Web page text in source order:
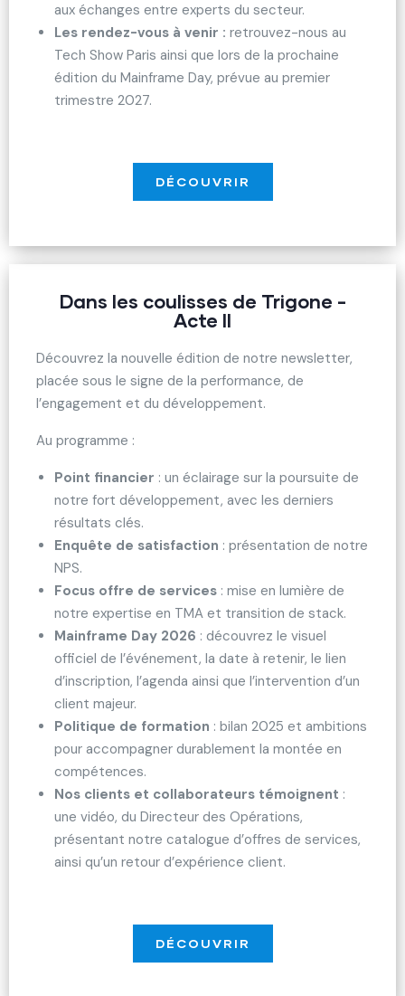
aux échanges entre experts du secteur.
Les rendez-vous à venir : retrouvez-nous au
Tech Show Paris ainsi que lors de la prochaine
édition du Mainframe Day, prévue au premier
trimestre 2027.
DÉCOUVRIR
Dans les coulisses de Trigone -
Acte II
Découvrez la nouvelle édition de notre newsletter,
placée sous le signe de la performance, de
l’engagement et du développement.
Au programme :
Point financier : un éclairage sur la poursuite de
notre fort développement, avec les derniers
résultats clés.
Enquête de satisfaction : présentation de notre
NPS.
Focus offre de services : mise en lumière de
notre expertise en TMA et transition de stack.
Mainframe Day 2026 : découvrez le visuel
officiel de l’événement, la date à retenir, le lien
d’inscription, l’agenda ainsi que l’intervention d’un
client majeur.
Politique de formation : bilan 2025 et ambitions
pour accompagner durablement la montée en
compétences.
Nos clients et collaborateurs témoignent :
une vidéo, du Directeur des Opérations,
présentant notre catalogue d’offres de services,
ainsi qu’un retour d’expérience client.
DÉCOUVRIR